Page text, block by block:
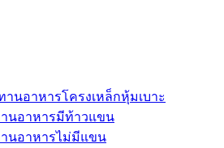
านอาหารโครงเหล็กหุ้มเบาะ
านอาหารมีท้าวแขน
านอาหารไม่มีแขน